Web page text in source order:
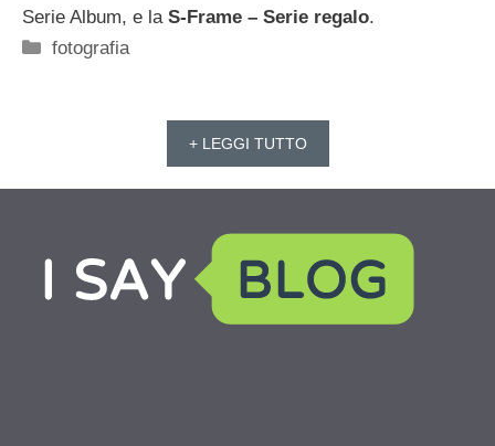
Serie Album, e la S-Frame – Serie regalo.
Categorie
fotografia
+ LEGGI TUTTO